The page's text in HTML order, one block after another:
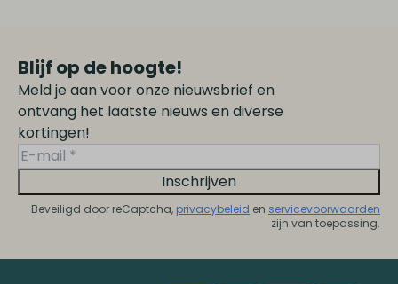
Blijf op de hoogte!
Meld je aan voor onze nieuwsbrief en
ontvang het laatste nieuws en diverse
kortingen!
Inschrijven
Beveiligd door reCaptcha, privacybeleid en servicevoorwaarden
zijn van toepassing.